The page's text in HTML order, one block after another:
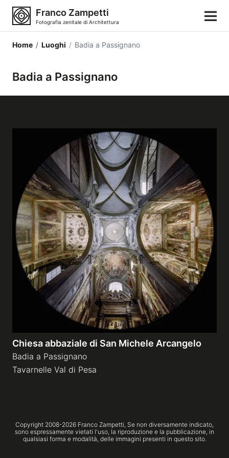
Franco Zampetti
Fotografia zenitale di Architettura
Luoghi
Città
Stili architettonici
Elementi architettonici
Architetti e autori
Gallerie a tema
Sequenze
Mostre
News
Tecnica e Biografia
Home / Luoghi / Badia a Passignano
Badia a Passignano
Chiesa abbaziale di San Michele Arcangelo
Badia a Passignano
Tavarnelle Val di Pesa
Copyright 2008-2026 Franco Zampetti, Se non diversamente indicato,
sono espressamente vietati l'uso, la riproduzione e la pubblicazione, in
qualsiasi forma e modalità, delle immagini presenti in questo sito.